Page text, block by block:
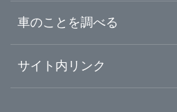
ガリバースナップハウス東川口店
ガリバー所沢店
所沢市
本庄市
東京都
神奈川県
初めての中古車購入ガイド
車査定・車買取ならガリバー
ガリバーの査定が選ばれる理由
車のことを調べる
車初心者まとめ
サイト内リンク